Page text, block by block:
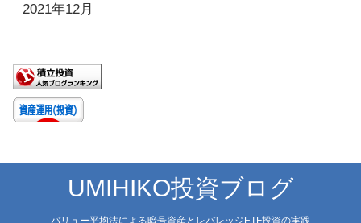
2021年12月
UMIHIKO投資ブログ
バリュー平均法による暗号資産とレバレッジETF投資の実践